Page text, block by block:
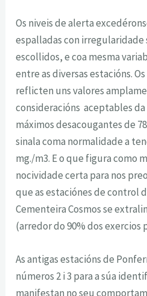
Os niveis de alerta
espalladas con irregularidade
escollidos, e coa mesma
entre as diversas estacións.
reflicten uns valores
consideracións aceptables da
máximos desacougantes de
sinala coma normalidade a
mg./m3. E o que figura como
nocividade certa para nos
que as estaciónes de control
Cementeira Cosmos se
(arredor do 90% dos exercios
As antigas estacións de
números 2 i 3 para a súa
manifestan no seu